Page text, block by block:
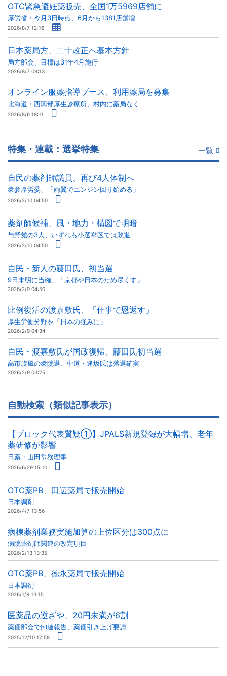
OTC緊急避妊薬販売、全国1万5969店舗に
厚労省・今月3日時点、6月から1381店舗増
2026/8/7 12:16
日本薬局方、二十改正へ基本方針
局方部会、目標は31年4月施行
2026/8/7 09:13
オンライン服薬指導ブース、利用薬局を募集
北海道・西興部厚生診療所、村内に薬局なく
2026/8/6 18:11
特集・連載：選挙特集 一覧
自民の薬剤師議員、再び4人体制へ
衆参厚労委、「両翼でエンジン回り始める」
2026/2/10 04:50
薬剤師候補、風・地力・構図で明暗
与野党の3人、いずれも小選挙区では敗退
2026/2/10 04:50
自民・新人の藤田氏、初当選
9日未明に当確、「京都や日本のため尽くす」
2026/2/9 04:50
比例復活の渡嘉敷氏、「仕事で恩返す」
厚生労働分野を「日本の強みに」
2026/2/9 04:34
自民・渡嘉敷氏が国政復帰、藤田氏初当選
高市旋風の衆院選、中道・逢坂氏は落選確実
2026/2/9 03:25
自動検索（類似記事表示）
【ブロック代表質疑①】JPALS新規登録が大幅増、老年
薬研修が影響
日薬・山田常務理事
2026/6/29 15:10
OTC薬PB、田辺薬局で販売開始
日本調剤
2026/4/7 13:56
病棟薬剤業務実施加算の上位区分は300点に
病院薬剤師関連の改定項目
2026/2/13 13:35
OTC薬PB、徳永薬局で販売開始
日本調剤
2026/1/8 13:15
医薬品の逆ざや、20円未満が6割
薬価部会で卸連報告、薬価引き上げ要請
2025/12/10 17:58